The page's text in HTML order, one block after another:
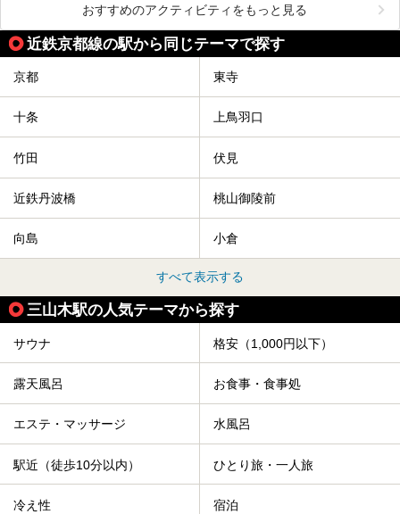
おすすめのアクティビティをもっと見る
近鉄京都線の駅から同じテーマで探す
京都 東寺
十条 上鳥羽口
竹田 伏見
近鉄丹波橋 桃山御陵前
向島 小倉
すべて表示する
三山木駅の人気テーマから探す
サウナ 格安（1,000円以下）
露天風呂 お食事・食事処
エステ・マッサージ 水風呂
駅近（徒歩10分以内） ひとり旅・一人旅
冷え性 宿泊